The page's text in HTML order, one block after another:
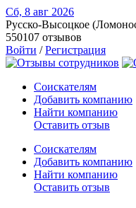
Сб, 8 авг 2026
Русско-Высоцкое
550107 отзывов
Войти /Регистрация
Соискателям
Добавить компанию
Найти компанию
Оставить отзыв
Соискателям
Добавить компанию
Найти компанию
Оставить отзыв